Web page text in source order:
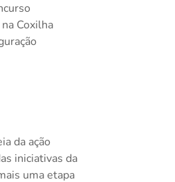
Coxilha
da ação
iniciativas da
uma etapa